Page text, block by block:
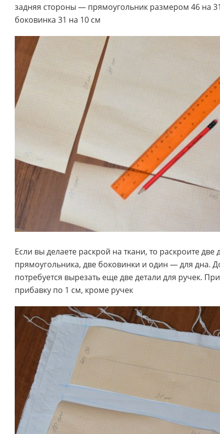
задняя стороны — прямоугольник размером 46 на
боковинка 31 на 10 см
Если вы делаете раскрой на ткани, то раскроите
прямоугольника, две боковинки и один — для дна.
потребуется вырезать еще две детали для ручек.
прибавку по 1 см, кроме ручек